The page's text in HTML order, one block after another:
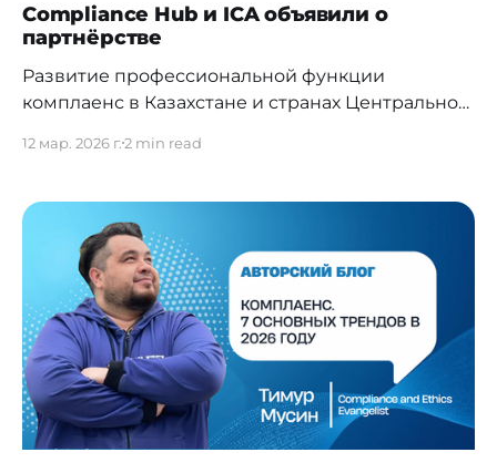
Compliance Hub и ICA объявили о
партнёрстве
Развитие профессиональной функции
комплаенс в Казахстане и странах Центральной
институциональные формы. Очередным
партнёрства между профессиональным
сообществом в лице Ассоциации «Compliance
Hub» и International Compliance Association
(ICA) – одной из ведущих международных
организаций, формирующих образовательные
и методологические стандарты в области
комплаенс и противодействия финансовым
преступлениям.
12 мар. 2026 г.2 min read